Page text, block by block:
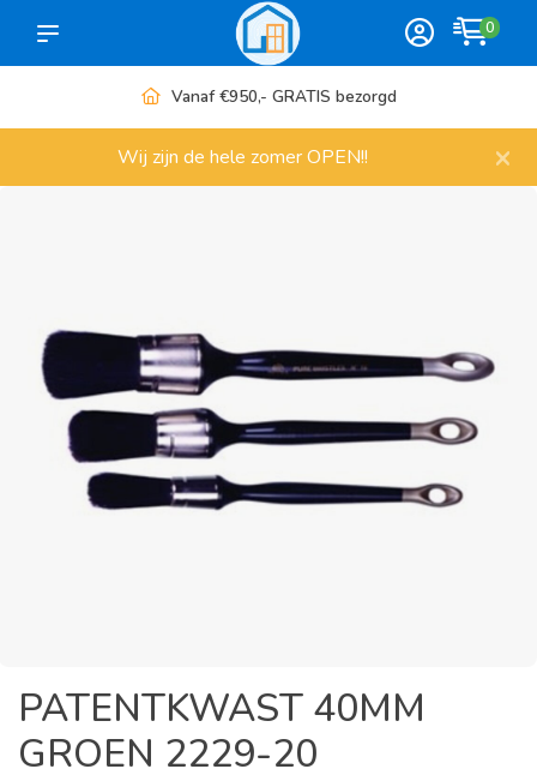
0
Vanaf €950,- GRATIS bezorgd
Wij zijn de hele zomer OPEN!! ×
PATENTKWAST 40MM
GROEN 2229-20